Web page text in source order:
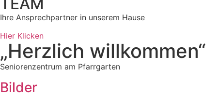
Ihre Ansprechpartner in unserem Hause
Hier Klicken
„Herzlich willkommen“
Seniorenzentrum am Pfarrgarten
Bilder